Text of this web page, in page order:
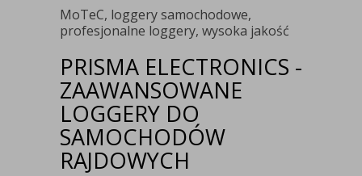
MoTeC, loggery samochodowe,
profesjonalne loggery, wysoka jakość
PRISMA ELECTRONICS -
ZAAWANSOWANE
LOGGERY DO
SAMOCHODÓW
RAJDOWYCH